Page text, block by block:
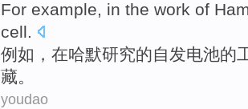
For example, in the work of
cell.
例如 ， 在哈默研究的自发电池的
藏。
youdao